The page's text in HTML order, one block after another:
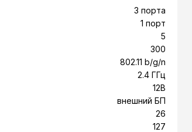
Так же устройство можно
который облегчит
соединение,
доступа в
3 порта
1 порт
5
300
802.11 b/g/n
2.4 ГГц
12В
внешний БП
26
127